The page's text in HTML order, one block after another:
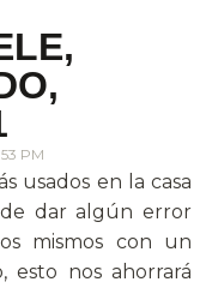
PM
usados en la casa
dar algún error
mismos con un
esto nos ahorrará